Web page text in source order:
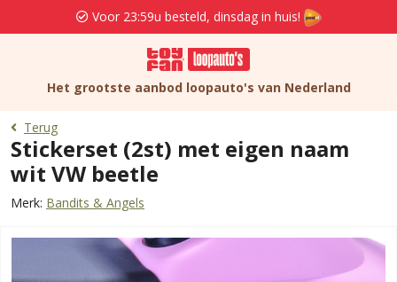
Voor 23:59u besteld, dinsdag in huis!
Het grootste aanbod loopauto's van Nederland
Terug
Stickerset (2st) met eigen naam
wit VW beetle
Merk: Bandits & Angels